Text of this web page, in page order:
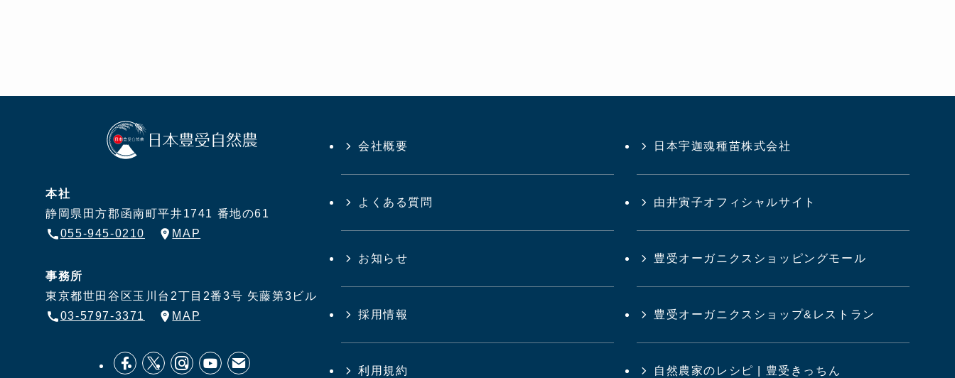
本社
静岡県田方郡函南町平井1741 番地の61
055-945-0210
MAP
事務所
東京都世田谷区玉川台2丁目2番3号 矢藤第3ビル
03-5797-3371
MAP
会社概要
よくある質問
お知らせ
採用情報
利用規約
日本宇迦魂種苗株式会社
由井寅子オフィシャルサイト
豊受オーガニクスショッピングモール
豊受オーガニクスショップ&レストラン
自然農家のレシピ | 豊受きっちん